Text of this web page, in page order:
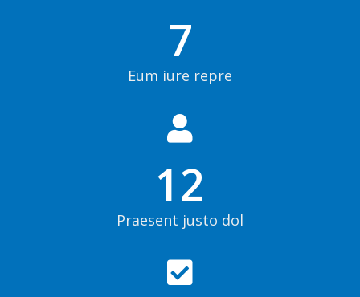
7
Eum iure repre
12
Praesent justo dol